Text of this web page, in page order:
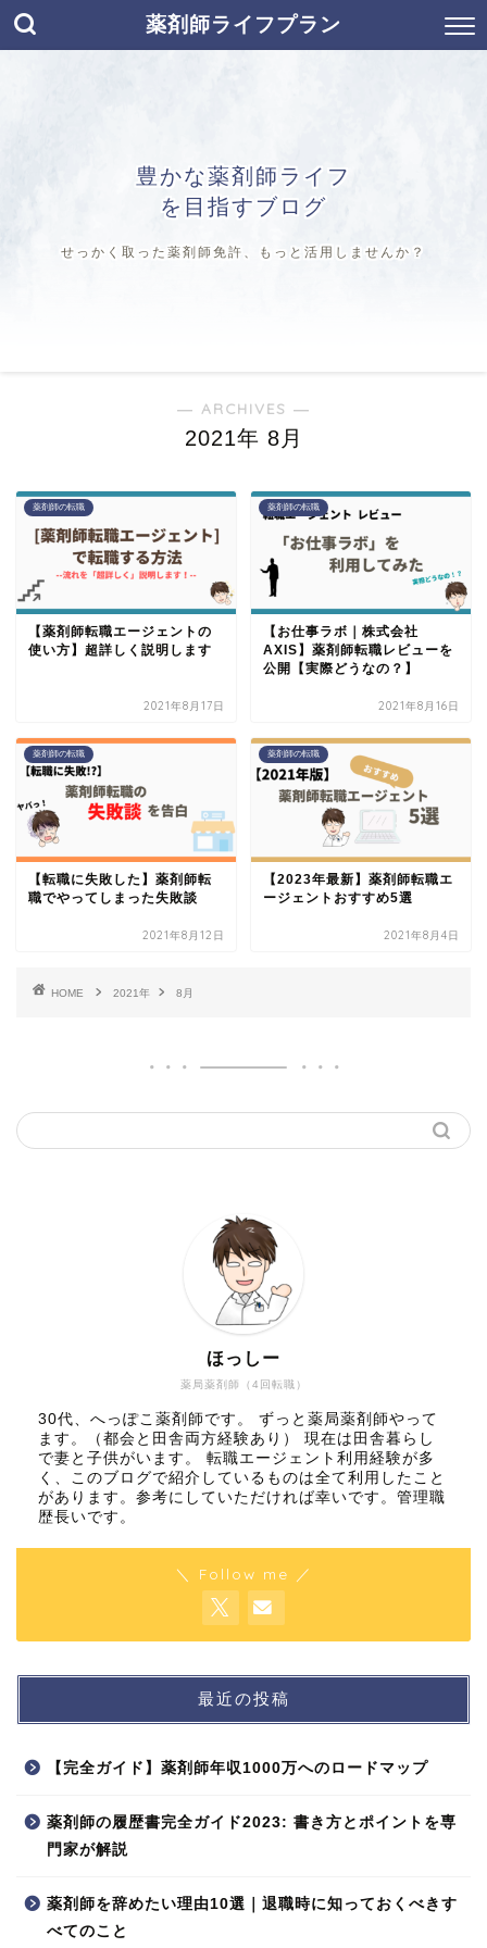
薬剤師ライフプラン
豊かな薬剤師ライフ
を目指すブログ
せっかく取った薬剤師免許、もっと活用しませんか？
― ARCHIVES ―
2021年 8月
薬剤師の転職
【薬剤師転職エージェントの
使い方】超詳しく説明します
2021年8月17日
薬剤師の転職
【お仕事ラボ｜株式会社
AXIS】薬剤師転職レビューを
公開【実際どうなの？】
2021年8月16日
薬剤師の転職
【転職に失敗した】薬剤師転
職でやってしまった失敗談
2021年8月12日
薬剤師の転職
【2023年最新】薬剤師転職エ
ージェントおすすめ5選
2021年8月4日
HOME 2021年 8月
薬局薬剤師（4回転職）
ほっしー
30代、へっぽこ薬剤師です。 ずっと薬局薬剤師やって
ます。（都会と田舎両方経験あり） 現在は田舎暮らし
で妻と子供がいます。 転職エージェント利用経験が多
く、このブログで紹介しているものは全て利用したこと
があります。参考にしていただければ幸いです。管理職
歴長いです。
＼ Follow me ／
最近の投稿
【完全ガイド】薬剤師年収1000万へのロードマップ
薬剤師の履歴書完全ガイド2023: 書き方とポイントを専
門家が解説
薬剤師を辞めたい理由10選｜退職時に知っておくべきす
べてのこと